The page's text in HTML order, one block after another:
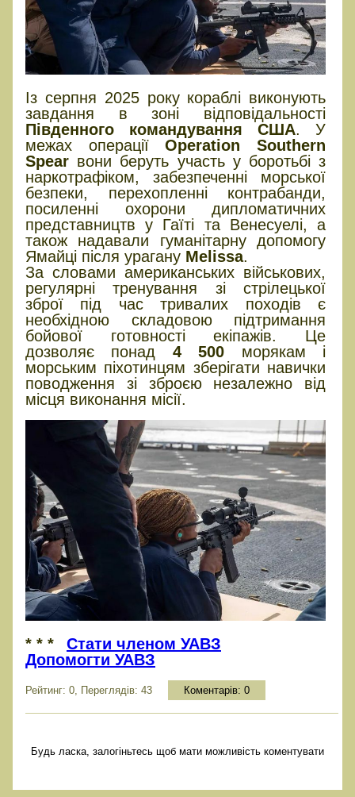
Із серпня 2025 року кораблі виконують
завдання в зоні відповідальності
Південного командування США. У
межах операціїOperation Southern
Spear вони беруть участь у боротьбі з
наркотрафіком, забезпеченні морської
безпеки, перехопленні контрабанди,
посиленні охорони дипломатичних
представництв у Гаїті та Венесуелі, а
також надавали гуманітарну допомогу
Ямайці після урагану Melissa.
За словами американських військових,
регулярні тренування зі стрілецької
зброї під час тривалих походів є
необхідною складовою підтримання
бойової готовності екіпажів. Це
дозволяє понад 4 500 морякам і
морським піхотинцям зберігати навички
поводження зі зброєю незалежно від
місця виконання місії.
* * *
Стати членом УАВЗ
Допомогти УАВЗ
Рейтинг: 0, Переглядів: 43 Коментарів: 0
Будь ласка, залогіньтесь щоб мати можливість коментувати